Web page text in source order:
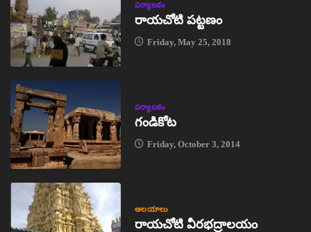
పర్యాటకం
రాయచోటి పట్టణం
Friday, May 25, 2018
పర్యాటకం
గండికోట
Friday, October 3, 2014
ఆలయాలు
రాయచోటి వీరభద్రాలయం